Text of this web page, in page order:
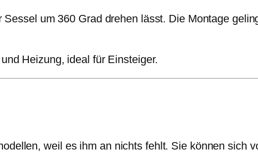
um 360 Grad drehen lässt. Die Montage
Heizung, ideal für Einsteiger.
weil es ihm an nichts fehlt. Sie können sich